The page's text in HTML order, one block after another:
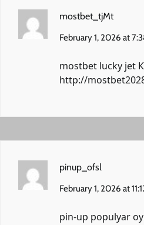
mostbet_tjMt
February 1, 2026 at
mostbet lucky jet
http://
pinup_ofsl
February 1, 2026 at
pin-up populyar